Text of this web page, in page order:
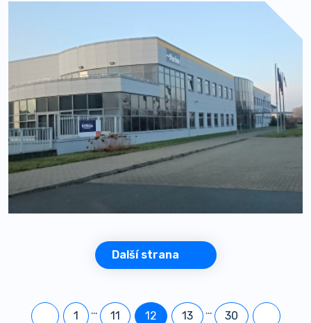
Další strana
1 … 11 12 13 … 30